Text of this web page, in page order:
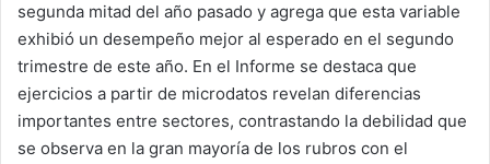
segunda mitad del año pasado y agrega que esta variable
exhibió un desempeño mejor al esperado en el segundo
trimestre de este año. En el Informe se destaca que
ejercicios a partir de microdatos revelan diferencias
importantes entre sectores, contrastando la debilidad que
se observa en la gran mayoría de los rubros con el